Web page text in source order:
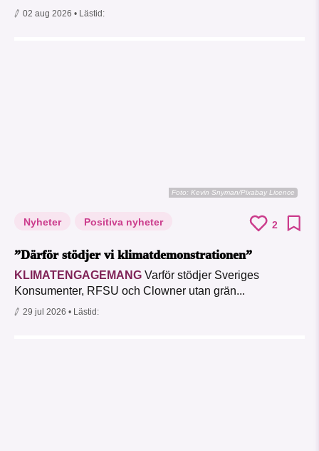
02 aug 2026 • Lästid:
Foto: Kevin Snyman/Pixabay Licence
Nyheter Positiva nyheter 2
”Därför stödjer vi klimatdemonstrationen”
KLIMATENGAGEMANG Varför stödjer Sveriges
Konsumenter, RFSU och Clowner utan grän...
29 jul 2026 • Lästid: